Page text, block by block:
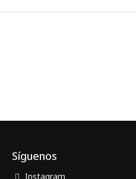
Síguenos
Instagram